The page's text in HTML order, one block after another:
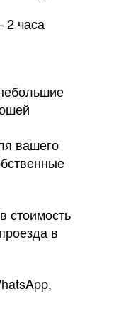
2 часа
вашего
стоимость
в